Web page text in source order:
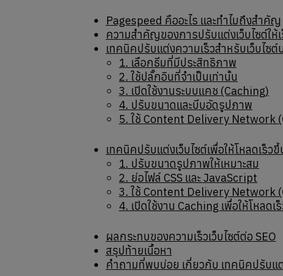
Pagespeed คืออะไร และทำไมถึงสำคัญ
ความสำคัญของการปรับแต่งเว็บไซต์ให้
เทคนิคปรับแต่งความเร็วสำหรับเว็บไซ
1. เลือกธีมที่มีประสิทธิภาพ
2. ใช้ปลั๊กอินที่จำเป็นเท่านั้น
3. เปิดใช้งานระบบแคช (Caching)
4. ปรับขนาดและบีบอัดรูปภาพ
5. ใช้ Content Delivery Network
เทคนิคปรับแต่งเว็บไซต์เพื่อให้โหลดเร็วขึ้
1. ปรับขนาดรูปภาพให้เหมาะสม
2. ย่อไฟล์ CSS และ JavaScript
3. ใช้ Content Delivery Network
4. เปิดใช้งาน Caching เพื่อให้โหลดเ
ผลกระทบของความเร็วเว็บไซต์ต่อ SEO
สรุปท้ายเนื้อหา
คำถามที่พบบ่อย เกี่ยวกับ เทคนิคปรับแต่